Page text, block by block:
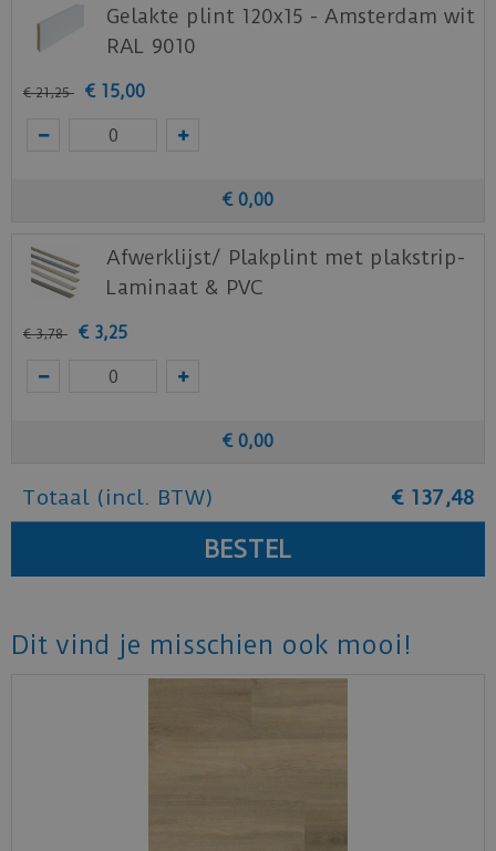
Gelakte plint 120x15 - Amsterdam wit
RAL 9010
€ 21,25 € 15,00
€ 0,00
Afwerklijst/ Plakplint met plakstrip-
Laminaat & PVC
€ 3,78 € 3,25
€ 0,00
Totaal (incl. BTW) € 137,48
Dit vind je misschien ook mooi!